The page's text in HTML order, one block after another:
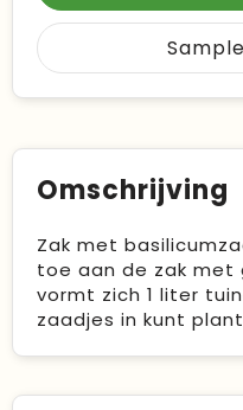
Omschrijving
Zak met
toe aan de zak met
vormt zich 1 liter
zaadjes in kunt